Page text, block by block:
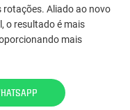
Aliado ao novo
o resultado é mais
mais